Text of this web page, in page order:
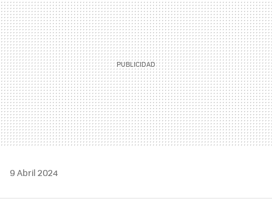
9 Abril 2024